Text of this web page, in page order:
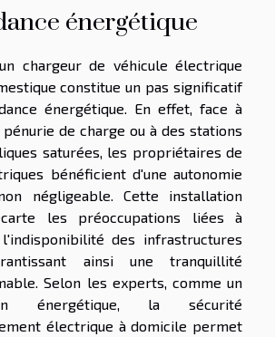
énergétique
chargeur de véhicule électrique
constitue un pas significatif
énergétique. En effet, face à
de charge ou à des stations
saturées, les propriétaires de
bénéficient d'une autonomie
négligeable. Cette installation
les préoccupations liées à
des infrastructures
ainsi une tranquillité
Selon les experts, comme un
énergétique, la sécurité
électrique à domicile permet